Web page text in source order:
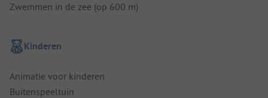
Zwemmen in de zee (op 600 m)
Kinderen
Animatie voor kinderen
Buitenspeeltuin